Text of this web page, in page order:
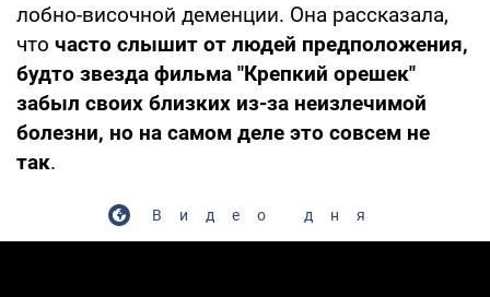
лобно-височной деменции. Она рассказала,
что часто слышит от людей предположения,
будто звезда фильма "Крепкий орешек"
забыл своих близких из-за неизлечимой
болезни, но на самом деле это совсем не
так.
Видео дня